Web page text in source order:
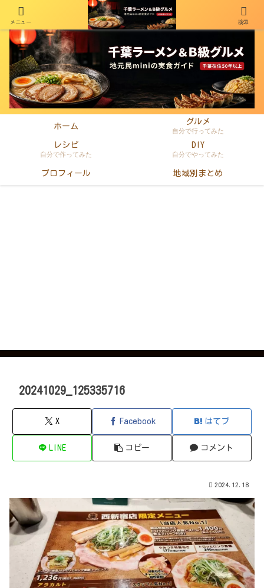
千葉在住50年以上のminiがラーメン・町中華・B級グルメを本音レビュー
ホーム
グルメ
自分で行ってみた
レシピ
自分で作ってみた
DIY
自分でやってみた
プロフィール 地域別まとめ
20241029_125335716
X Facebook はてブ
LINE コピー コメント
2024.12.18
メニュー 検索